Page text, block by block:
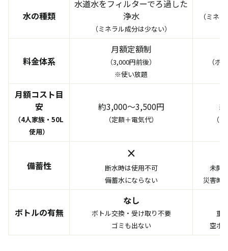
水の種類
水道水をフィルターでろ過した
浄水
（ミネラル成分は少ない）
（ミネ
料金体系
月額定額制
（3,000円前後）
※使い放題
（ボ
月額コスト目
安
（4人家族・50L
使用）
約3,000〜3,500円
（定額＋電気代） （
備蓄性
×
断水時は使用不可
備蓄水にならない
未開
災害時
ボトルの有無
なし
ボトル交換・受け取り不要
ゴミも出ない
重
空ボ